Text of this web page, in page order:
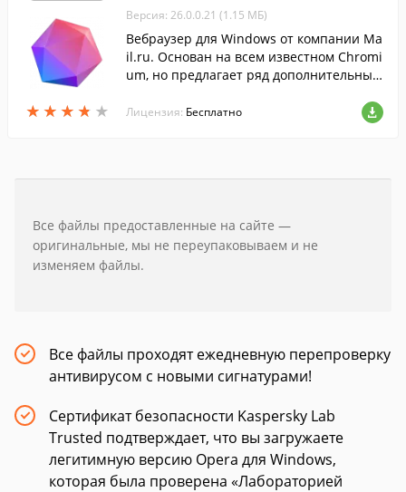
★ ★ ★ ★ ★
★ ★ ★ ★ ★
Версия: 26.0.0.21 (1.15 МБ)
Вебраузер для Windows от компании Ma
il.ru. Основан на всем известном Chromi
um, но предлагает ряд дополнительных
олее удобным в использовании....
Лицензия: Бесплатно
Все файлы предоставленные на сайте —
оригинальные, мы не переупаковываем и не
изменяем файлы.
Все файлы проходят ежедневную перепроверку
антивирусом с новыми сигнатурами!
Сертификат безопасности Kaspersky Lab
Trusted подтверждает, что вы загружаете
легитимную версию Opera для Windows,
которая была проверена «Лабораторией